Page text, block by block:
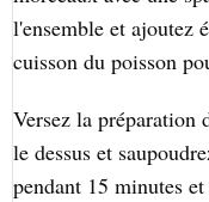
l'ensemble et ajoutez
cuisson du poisson
Versez la préparation
le dessus et
pendant 15 minutes